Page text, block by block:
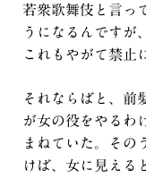
若衆歌舞伎と言っ
うになるんですが
これもやがて禁止
それならばと、前
が女の役をやるわ
まねていた。その
けば、女に見える